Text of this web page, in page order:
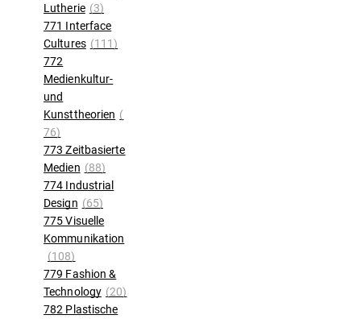
Lutherie (3)
771 Interface
Cultures (111)
772
Medienkultur-
und
Kunsttheorien (
76)
773 Zeitbasierte
Medien (88)
774 Industrial
Design (65)
775 Visuelle
Kommunikation
(108)
779 Fashion &
Technology (20)
782 Plastische